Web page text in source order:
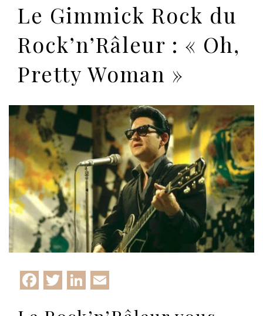
Le Gimmick Rock du
Rock’n’Râleur : « Oh,
Pretty Woman »
Facebook
Twitter
LinkedIn